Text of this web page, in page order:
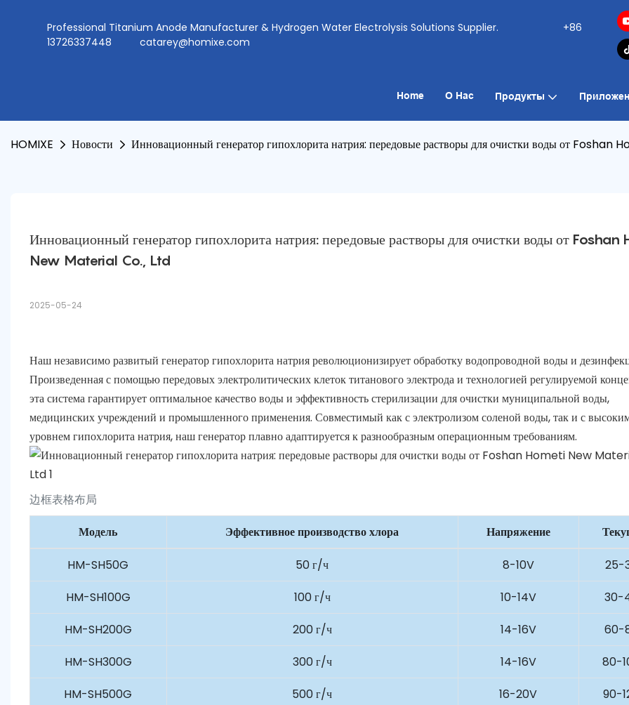
Professional Titanium Anode Manufacturer & Hydrogen Water Electrolysis Solutions Supplier.
+86
13726337448
catarey@homixe.com
Home О Нас Продукты
HOMIXE Новости Инновационный генератор гипохлорита натрия: передовые растворы для очистки воды от
Инновационный генератор гипохлорита натрия: передовые растворы для очистки воды от Foshan
New Material Co., Ltd
2025-05-24
Наш независимо развитый генератор гипохлорита натрия революционизирует обработку водопроводной воды и
Произведенная с помощью передовых электролитических клеток титанового электрода и технологией регулируемой
эта система гарантирует оптимальное качество воды и эффективность стерилизации для очистки муниципальной воды,
медицинских учреждений и промышленного применения. Совместимый как с электролизом соленой воды, так и с
уровнем гипохлорита натрия, наш генератор плавно адаптируется к разнообразным операционным требованиям.
边框表格布局
Модель
Эффективное производство хлора Напряжение
HM-SH50G 50 г/ч 8-10V
25-
HM-SH100G
100 г/ч 10-14V
30-
HM-SH200G
200 г/ч 14-16V
60-
HM-SH300G
300 г/ч 14-16V
80-
HM-SH500G
500 г/ч 16-20V
90-